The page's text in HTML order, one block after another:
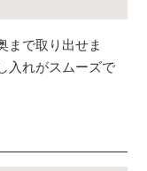
まで取り出せま
入れがスムーズで